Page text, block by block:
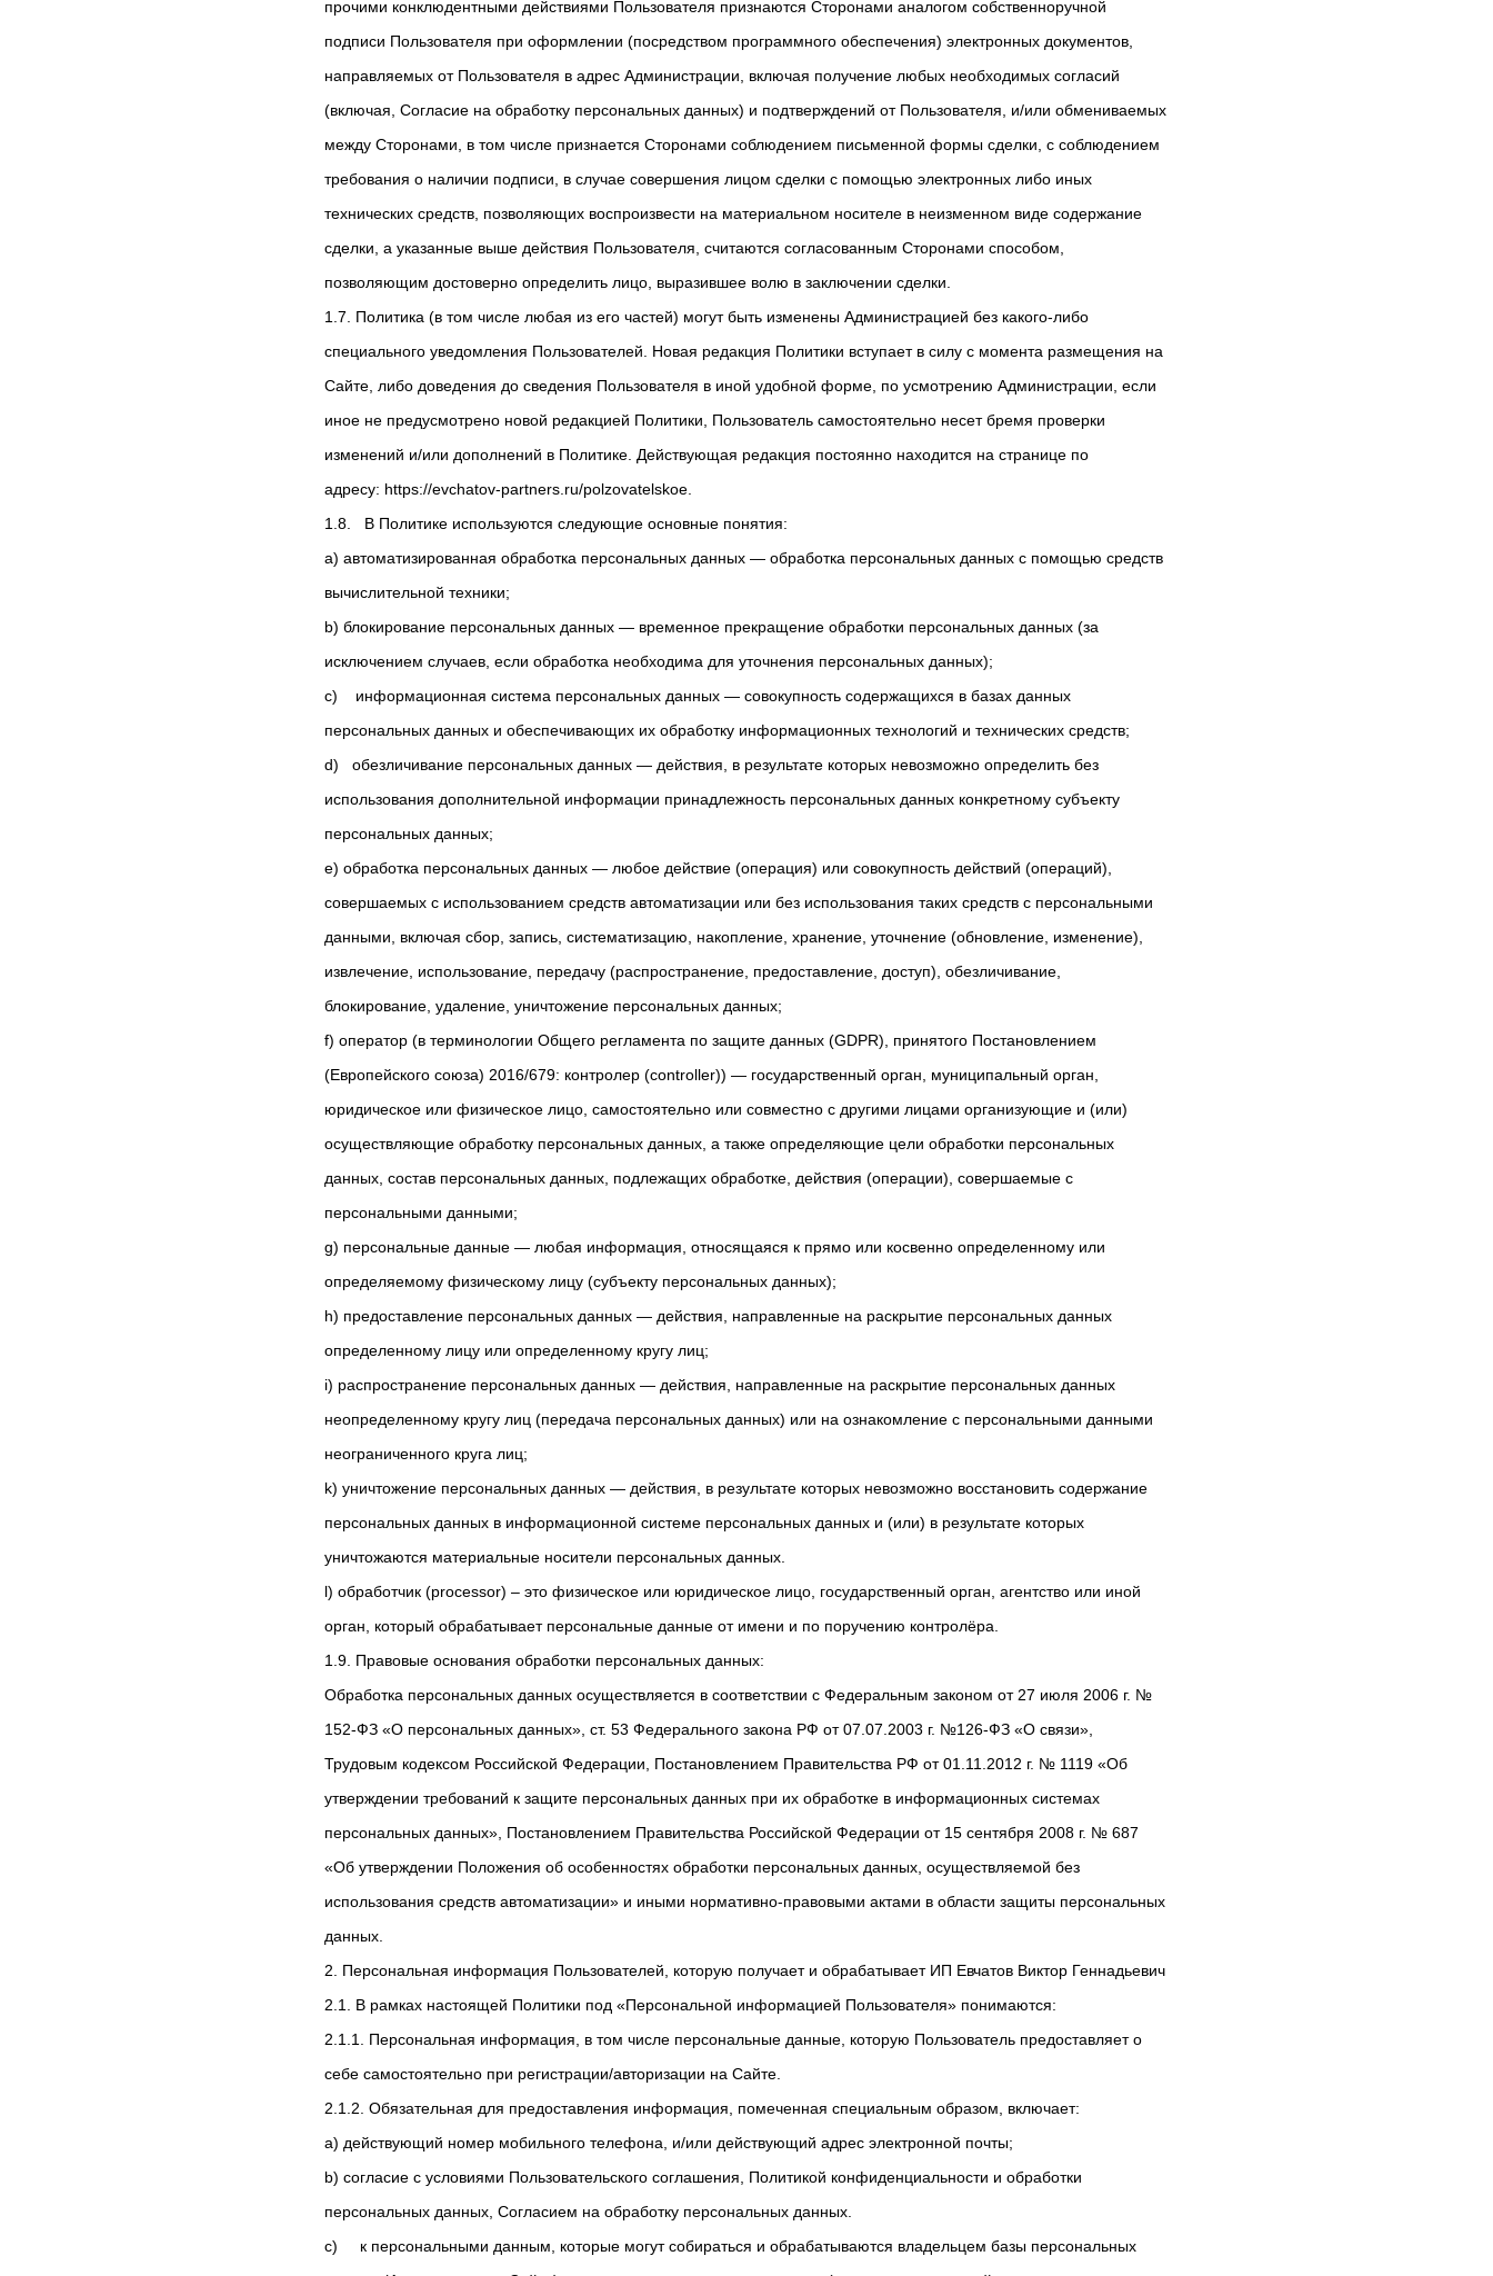
прочими конклюдентными действиями Пользователя признаются Сторонами аналогом собственноручной
подписи Пользователя при оформлении (посредством программного обеспечения) электронных документов,
направляемых от Пользователя в адрес Администрации, включая получение любых необходимых согласий
(включая, Согласие на обработку персональных данных) и подтверждений от Пользователя, и/или обмениваемых
между Сторонами, в том числе признается Сторонами соблюдением письменной формы сделки, с соблюдением
требования о наличии подписи, в случае совершения лицом сделки с помощью электронных либо иных
технических средств, позволяющих воспроизвести на материальном носителе в неизменном виде содержание
сделки, а указанные выше действия Пользователя, считаются согласованным Сторонами способом,
позволяющим достоверно определить лицо, выразившее волю в заключении сделки.
1.7. Политика (в том числе любая из его частей) могут быть изменены Администрацией без какого-либо
специального уведомления Пользователей. Новая редакция Политики вступает в силу с момента размещения на
Сайте, либо доведения до сведения Пользователя в иной удобной форме, по усмотрению Администрации, если
иное не предусмотрено новой редакцией Политики, Пользователь самостоятельно несет бремя проверки
изменений и/или дополнений в Политике. Действующая редакция постоянно находится на странице по
адресу: https://evchatov-partners.ru/polzovatelskoe.
1.8. В Политике используются следующие основные понятия:
a) автоматизированная обработка персональных данных — обработка персональных данных с помощью средств
вычислительной техники;
b) блокирование персональных данных — временное прекращение обработки персональных данных (за
исключением случаев, если обработка необходима для уточнения персональных данных);
c) информационная система персональных данных — совокупность содержащихся в базах данных
персональных данных и обеспечивающих их обработку информационных технологий и технических средств;
d) обезличивание персональных данных — действия, в результате которых невозможно определить без
использования дополнительной информации принадлежность персональных данных конкретному субъекту
персональных данных;
e) обработка персональных данных — любое действие (операция) или совокупность действий (операций),
совершаемых с использованием средств автоматизации или без использования таких средств с персональными
данными, включая сбор, запись, систематизацию, накопление, хранение, уточнение (обновление, изменение),
извлечение, использование, передачу (распространение, предоставление, доступ), обезличивание,
блокирование, удаление, уничтожение персональных данных;
f) оператор (в терминологии Общего регламента по защите данных (GDPR), принятого Постановлением
(Европейского союза) 2016/679: контролер (controller)) — государственный орган, муниципальный орган,
юридическое или физическое лицо, самостоятельно или совместно с другими лицами организующие и (или)
осуществляющие обработку персональных данных, а также определяющие цели обработки персональных
данных, состав персональных данных, подлежащих обработке, действия (операции), совершаемые с
персональными данными;
g) персональные данные — любая информация, относящаяся к прямо или косвенно определенному или
определяемому физическому лицу (субъекту персональных данных);
h) предоставление персональных данных — действия, направленные на раскрытие персональных данных
определенному лицу или определенному кругу лиц;
i) распространение персональных данных — действия, направленные на раскрытие персональных данных
неопределенному кругу лиц (передача персональных данных) или на ознакомление с персональными данными
неограниченного круга лиц;
k) уничтожение персональных данных — действия, в результате которых невозможно восстановить содержание
персональных данных в информационной системе персональных данных и (или) в результате которых
уничтожаются материальные носители персональных данных.
l) обработчик (processor) – это физическое или юридическое лицо, государственный орган, агентство или иной
орган, который обрабатывает персональные данные от имени и по поручению контролёра.
1.9. Правовые основания обработки персональных данных:
Обработка персональных данных осуществляется в соответствии с Федеральным законом от 27 июля 2006 г. №
152-ФЗ «О персональных данных», ст. 53 Федерального закона РФ от 07.07.2003 г. №126-ФЗ «О связи»,
Трудовым кодексом Российской Федерации, Постановлением Правительства РФ от 01.11.2012 г. № 1119 «Об
утверждении требований к защите персональных данных при их обработке в информационных системах
персональных данных», Постановлением Правительства Российской Федерации от 15 сентября 2008 г. № 687
«Об утверждении Положения об особенностях обработки персональных данных, осуществляемой без
использования средств автоматизации» и иными нормативно-правовыми актами в области защиты персональных
данных.
2. Персональная информация Пользователей, которую получает и обрабатывает ИП Евчатов Виктор Геннадьевич
2.1. В рамках настоящей Политики под «Персональной информацией Пользователя» понимаются:
2.1.1. Персональная информация, в том числе персональные данные, которую Пользователь предоставляет о
себе самостоятельно при регистрации/авторизации на Сайте.
2.1.2. Обязательная для предоставления информация, помеченная специальным образом, включает:
a) действующий номер мобильного телефона, и/или действующий адрес электронной почты;
b) согласие с условиями Пользовательского соглашения, Политикой конфиденциальности и обработки
персональных данных, Согласием на обработку персональных данных.
c) к персональными данным, которые могут собираться и обрабатываются владельцем базы персональных